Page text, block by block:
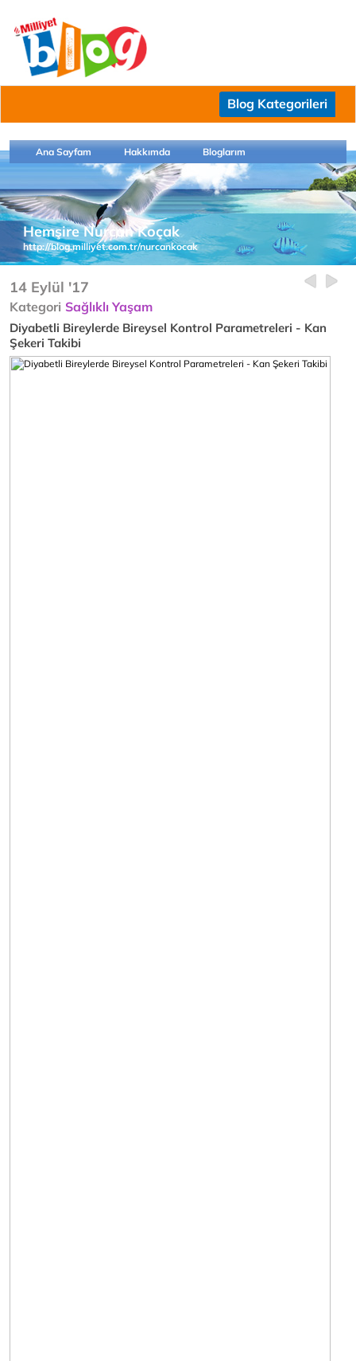
Blog Kategorileri
Ana Sayfam Hakkımda Bloglarım
Hemşire Nurcan Koçak
http://blog.milliyet.com.tr/nurcankocak
14 Eylül '17
Kategori Sağlıklı Yaşam
Diyabetli Bireylerde Bireysel Kontrol Parametreleri - Kan
Şekeri Takibi